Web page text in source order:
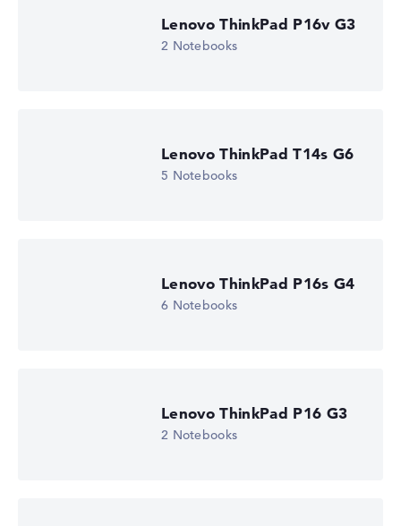
Lenovo ThinkPad P16v G3
2 Notebooks
Lenovo ThinkPad T14s G6
5 Notebooks
Lenovo ThinkPad P16s G4
6 Notebooks
Lenovo ThinkPad P16 G3
2 Notebooks